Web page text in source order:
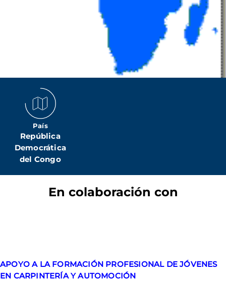
País
República
Democrática
del Congo
En colaboración con
APOYO A LA FORMACIÓN PROFESIONAL DE JÓVENES
EN CARPINTERÍA Y AUTOMOCIÓN